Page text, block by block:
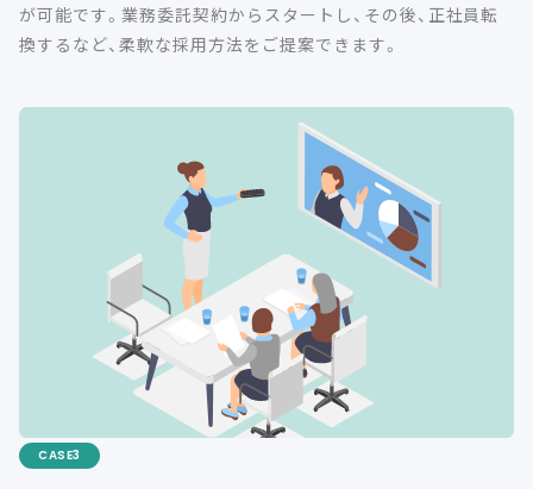
が可能です。業務委託契約からスタートし、その後、正社員転
換するなど、柔軟な採用方法をご提案できます。
CASE